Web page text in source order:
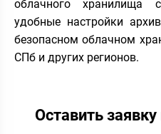
облачного хранилища
удобные настройки
безопасном облачном
СПб и других регионов.
Оставить